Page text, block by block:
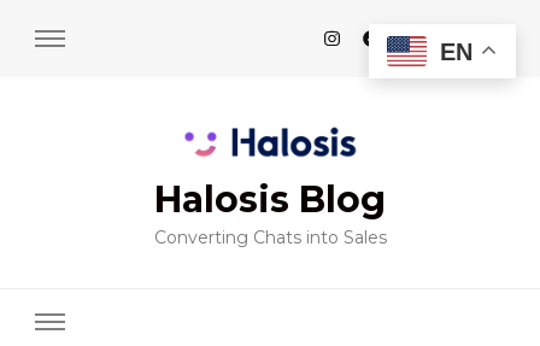
Halosis Blog
Converting Chats into Sales
EN